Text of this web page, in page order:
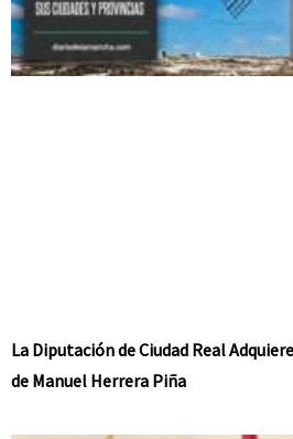
La Diputación de Ciudad Real
de Manuel Herrera Piña